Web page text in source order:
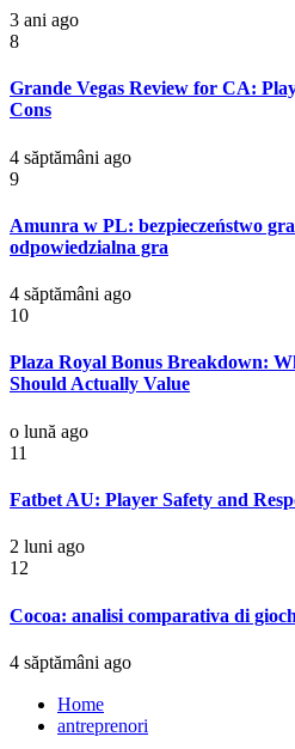
3 ani ago
8
Grande Vegas Review for CA:
Cons
4 săptămâni ago
9
Amunra w PL: bezpieczeństwo
odpowiedzialna gra
4 săptămâni ago
10
Plaza Royal Bonus Breakdown:
Should Actually Value
o lună ago
11
Fatbet AU: Player Safety and
2 luni ago
12
Cocoa: analisi comparativa di
4 săptămâni ago
Home
antreprenori